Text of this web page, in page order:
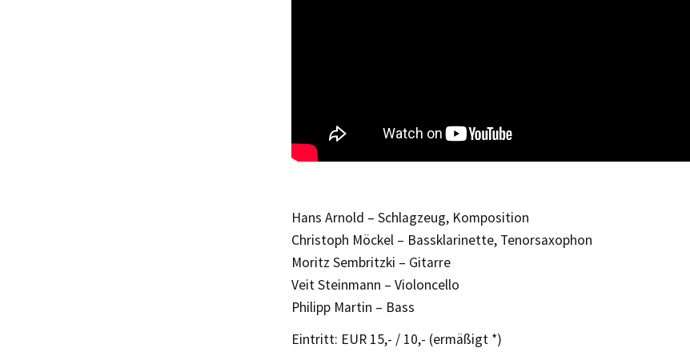
Hans Arnold – Schlagzeug, Komposition
Christoph Möckel – Bassklarinette, Tenorsaxophon
Moritz Sembritzki – Gitarre
Veit Steinmann – Violoncello
Philipp Martin – Bass
Eintritt: EUR 15,- / 10,- (ermäßigt *)